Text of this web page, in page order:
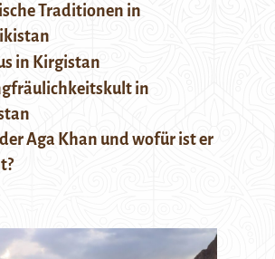
Traditionen in
in Kirgistan
in
Aga Khan und wofür ist er